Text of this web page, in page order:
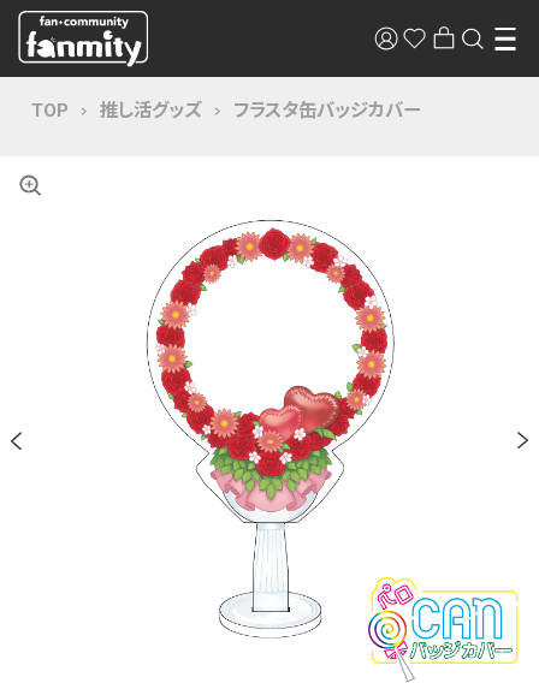
TOP 推し活グッズ フラスタ缶バッジカバー